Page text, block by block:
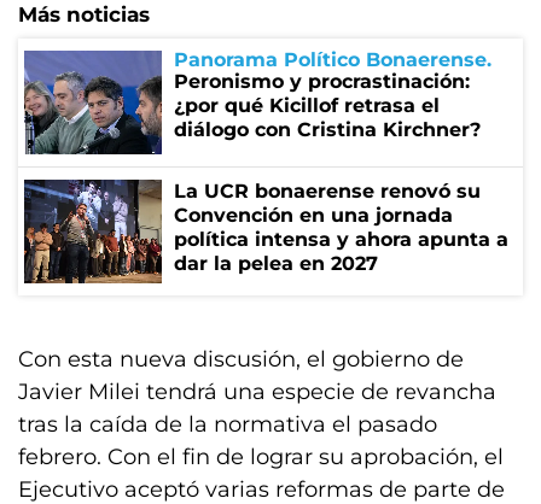
Más noticias
Panorama Político Bonaerense
Peronismo y procrastinación:
¿por qué Kicillof retrasa el
diálogo con Cristina Kirchner?
La UCR bonaerense renovó su
Convención en una jornada
política intensa y ahora apunta a
dar la pelea en 2027
Con esta nueva discusión, el gobierno de
Javier Milei tendrá una especie de revancha
tras la caída de la normativa el pasado
febrero. Con el fin de lograr su aprobación, el
Ejecutivo aceptó varias reformas de parte de